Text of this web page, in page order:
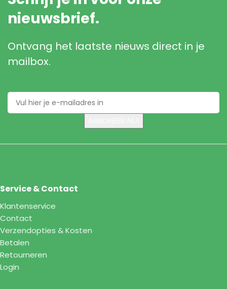
nieuwsbrief.
Ontvang het laatste nieuws direct in je
mailbox.
Service & Contact
Klantenservice
Contact
Verzendopties & Kosten
Betalen
Retourneren
Login